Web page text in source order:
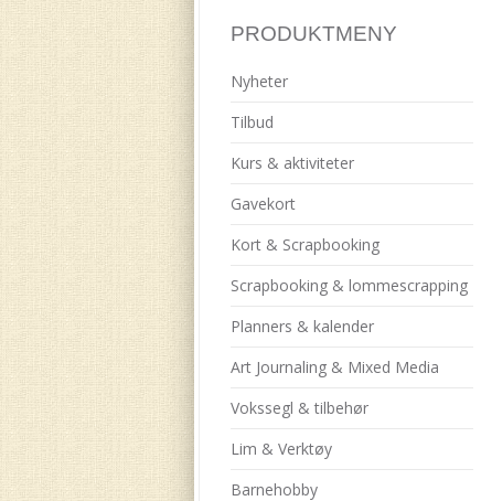
PRODUKTMENY
Nyheter
Tilbud
Kurs & aktiviteter
Gavekort
Kort & Scrapbooking
Scrapbooking & lommescrapping
Planners & kalender
Art Journaling & Mixed Media
Vokssegl & tilbehør
Lim & Verktøy
Barnehobby